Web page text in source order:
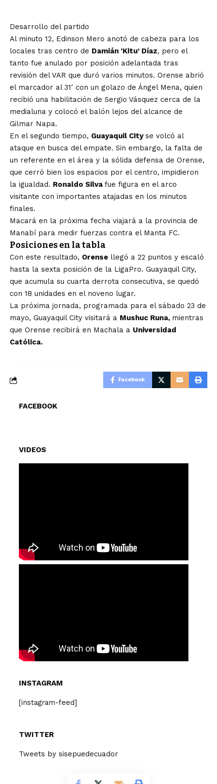
Desarrollo del partido
Al minuto 12, Edinson Mero anotó de cabeza para los
locales tras centro de Damián ‘Kitu’ Díaz, pero el
tanto fue anulado por posición adelantada tras
revisión del VAR que duró varios minutos. Orense abrió
el marcador al 31′ con un golazo de Ángel Mena, quien
recibió una habilitación de Sergio Vásquez cerca de la
medialuna y colocó el balón lejos del alcance de
Gilmar Napa.
En el segundo tiempo, Guayaquil Cityse volcó al
ataque en busca del empate. Sin embargo, la falta de
un referente en el área y la sólida defensa de Orense,
que cerró bien los espacios por el centro, impidieron
la igualdad. Ronaldo Silva fue figura en el arco
visitante con importantes atajadas en los minutos
finales.
Macará en la próxima fecha viajará a la provincia de
Manabí para medir fuerzas contra el Manta FC.
Posiciones en la tabla
Con este resultado, Orense llegó a 22 puntos y escaló
hasta la sexta posición de la LigaPro. Guayaquil City,
que acumula su cuarta derrota consecutiva, se quedó
con 18 unidades en el noveno lugar.
La próxima jornada, programada para el sábado 23 de
mayo, Guayaquil City visitará a Mushuc Runa, mientras
que Orense recibirá en Machala a Universidad
Católica.
Facebook
FACEBOOK
VIDEOS
INSTAGRAM
[instagram-feed]
TWITTER
Tweets by sisepuedecuador